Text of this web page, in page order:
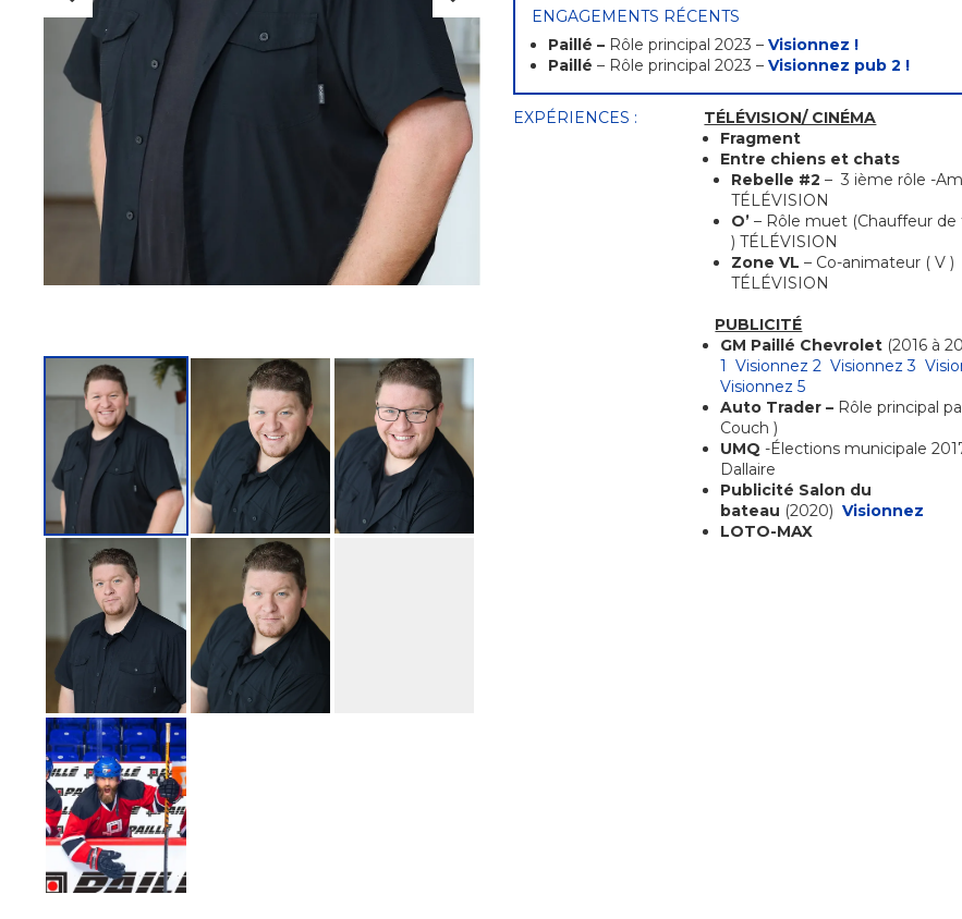
ENGAGEMENTS RÉCENTS
Paillé – Rôle principal 2023 –Visionnez !
Paillé – Rôle principal 2023 – Visionnez pub 2 !
EXPÉRIENCES :
TÉLÉVISION/ CINÉMA
Fragment
Entre chiens et chats
Rebelle #2 – 3 ième rôle -
TÉLÉVISION
O’– Rôle muet (Chauffeur de
) TÉLÉVISION
Zone VL – Co-animateur ( V )
TÉLÉVISION
PUBLICITÉ
GM Paillé Chevrolet (2016 à
1 Visionnez 2 Visionnez 3
Visionnez 5
Auto Trader – Rôle principal
Couch )
UMQ -Élections municipale
Dallaire
Publicité Salon du
bateau (2020) Visionnez
LOTO-MAX